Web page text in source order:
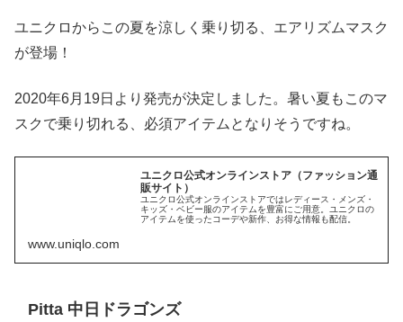
ユニクロからこの夏を涼しく乗り切る、エアリズムマスク
が登場！
2020年6月19日より発売が決定しました。暑い夏もこのマ
スクで乗り切れる、必須アイテムとなりそうですね。
ユニクロ公式オンラインストア（ファッション通
販サイト）
ユニクロ公式オンラインストアではレディース・メンズ・
キッズ・ベビー服のアイテムを豊富にご用意。ユニクロの
アイテムを使ったコーデや新作、お得な情報も配信。
www.uniqlo.com
Pitta 中日ドラゴンズ